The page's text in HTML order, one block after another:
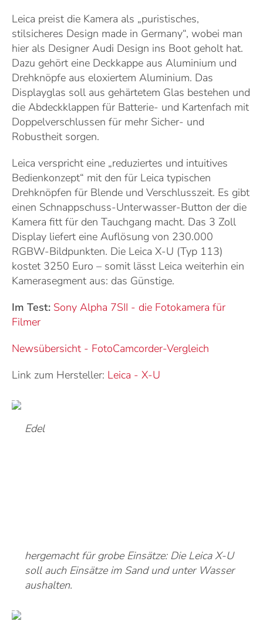
Leica preist die Kamera als „puristisches,
stilsicheres Design made in Germany“, wobei man
hier als Designer Audi Design ins Boot geholt hat.
Dazu gehört eine Deckkappe aus Aluminium und
Drehknöpfe aus eloxiertem Aluminium. Das
Displayglas soll aus gehärtetem Glas bestehen und
die Abdeckklappen für Batterie- und Kartenfach mit
Doppelverschlussen für mehr Sicher- und
Robustheit sorgen.
Leica verspricht eine „reduziertes und intuitives
Bedienkonzept“ mit den für Leica typischen
Drehknöpfen für Blende und Verschlusszeit. Es gibt
einen Schnappschuss-Unterwasser-Button der die
Kamera fitt für den Tauchgang macht. Das 3 Zoll
Display liefert eine Auflösung von 230.000
RGBW-Bildpunkten. Die Leica X-U (Typ 113)
kostet 3250 Euro – somit lässt Leica weiterhin ein
Kamerasegment aus: das Günstige.
Im Test: Sony Alpha 7SII - die Fotokamera für
Filmer
Newsübersicht - FotoCamcorder-Vergleich
Link zum Hersteller: Leica - X-U
Edel
hergemacht für grobe Einsätze: Die Leica X-U
soll auch Einsätze im Sand und unter Wasser
aushalten.